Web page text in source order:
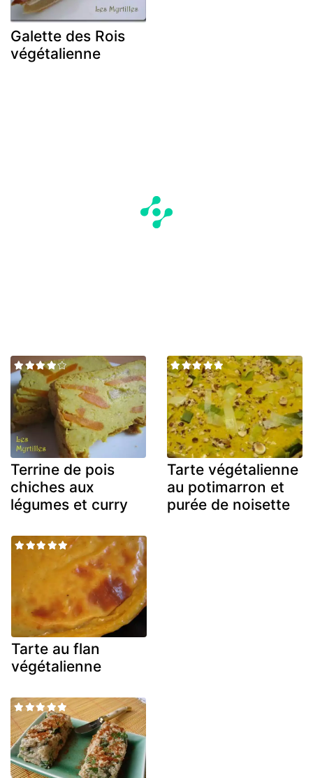
Galette des Rois
végétalienne
Terrine de pois
chiches aux
légumes et curry
Tarte végétalienne
au potimarron et
purée de noisette
Tarte au flan
végétalienne